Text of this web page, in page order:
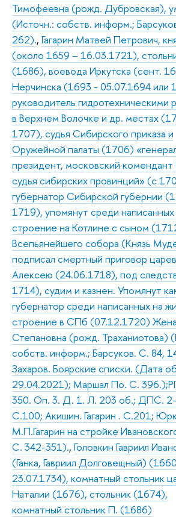
Тимофеевна (рожд. Дубровская),
(Источн.: собств. информ.;
262)., Гагарин Матвей Петрович,
(около 1659 – 16.03.1721),
(1686), воевода Иркутска (сент.
Нерчинска (1693 - 05.07.1694 или
руководитель гидротехническими
в Верхнем Волочке и др. местах
1707), судья Сибирского приказа и
Оружейной палаты (1706)
президент, московский
судья сибирских провинций» (с
губернатор Сибирской губернии
1719), упомянут среди написанных
строение на Котлине с сыном
Всепьянейшего собора (Князь
подписал смертный приговор
Алексею (24.06.1718), под
1714), судим и казнен. Упомянут
губернатор среди написанных на
строение в СПб (07.12.1720) Жена
Степановна (рожд. Траханиотова)
собств. информ.; Барсуков. С. 84,
Захаров. Боярские списки. (Дата
29.04.2021); Маршал По. С.
350. Оп. 3. Д. 1. Л. 203 об.; ДПС.
С.100; Акишин. Гагарин . С.201;
М.П.Гагарин на стройке
С. 342-351)., Головкин Гавриил
(Ганка, Гавриил Долговещный)
23.07.1734), комнатный стольник
Наталии (1676), стольник (1674),
комнатный стольник П. (1686)